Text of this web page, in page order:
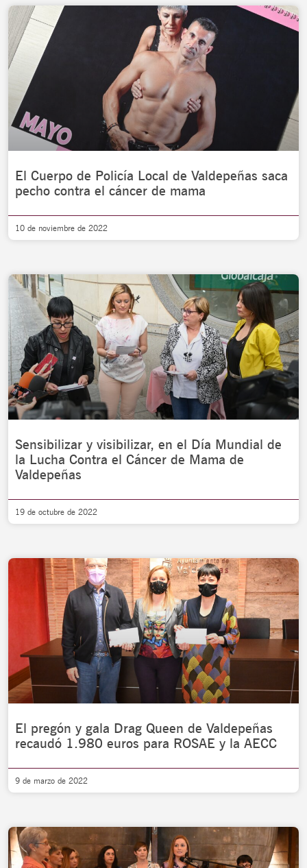
El Cuerpo de Policía Local de Valdepeñas saca
pecho contra el cáncer de mama
10 de noviembre de 2022
Sensibilizar y visibilizar, en el Día Mundial de
la Lucha Contra el Cáncer de Mama de
Valdepeñas
19 de octubre de 2022
El pregón y gala Drag Queen de Valdepeñas
recaudó 1.980 euros para ROSAE y la AECC
9 de marzo de 2022